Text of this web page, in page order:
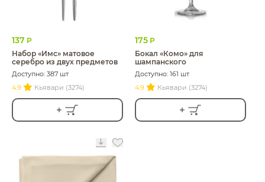
137 Р
Набор «Имс» матовое
серебро из двух предметов
Доступно: 387 шт
4.9
Кьявари (3274)
175 Р
Бокал «Комо» для
шампанского
Доступно: 161 шт
4.9
Кьявари (3274)